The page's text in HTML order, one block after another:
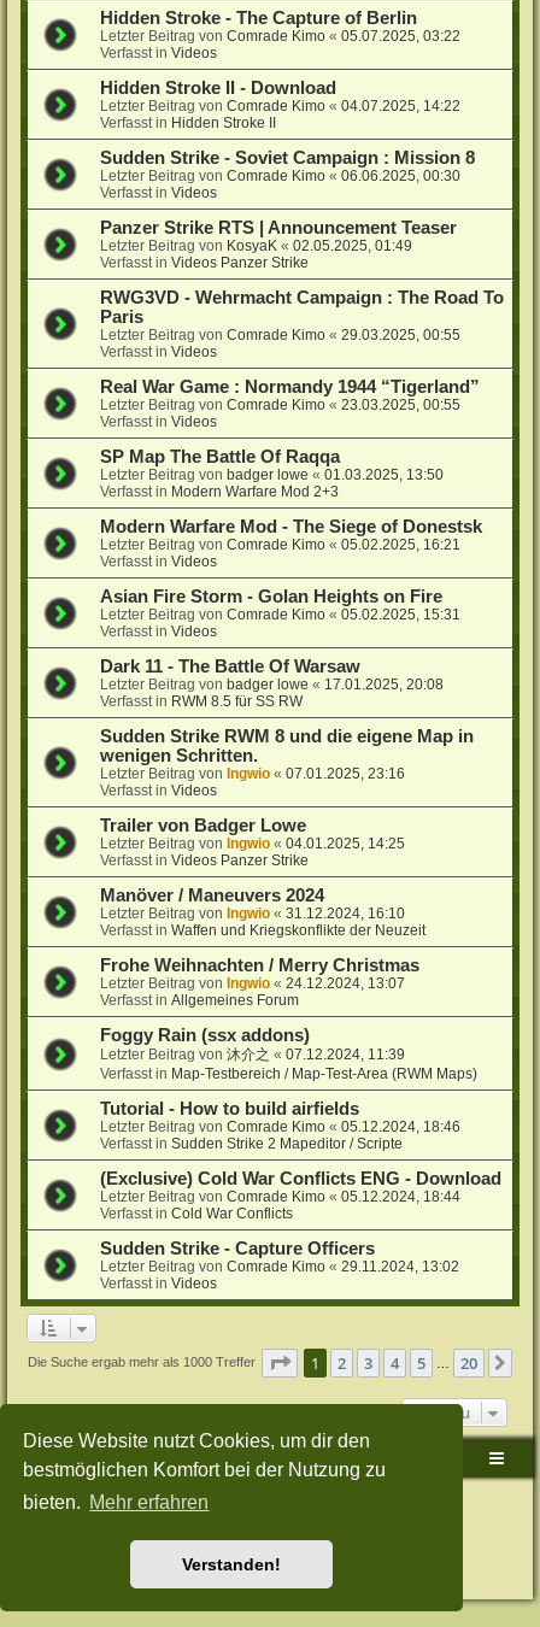
Diese Website nutzt Cookies, um dir den
bestmöglichen Komfort bei der Nutzung zu
bieten. Mehr erfahren
Verstanden!
Hidden Stroke - The Capture of Berlin
Letzter Beitrag vonComrade Kimo «05.07.2025, 03:22
Verfasst inVideos
Hidden Stroke II - Download
Letzter Beitrag vonComrade Kimo «04.07.2025, 14:22
Verfasst in Hidden Stroke II
Sudden Strike - Soviet Campaign : Mission 8
Letzter Beitrag vonComrade Kimo «06.06.2025, 00:30
Verfasst inVideos
Panzer Strike RTS | Announcement Teaser
Letzter Beitrag von KosyaK «02.05.2025, 01:49
Verfasst inVideos Panzer Strike
RWG3VD - Wehrmacht Campaign : The Road To
Paris
Letzter Beitrag vonComrade Kimo «29.03.2025, 00:55
Verfasst inVideos
Real War Game : Normandy 1944 “Tigerland”
Letzter Beitrag vonComrade Kimo «23.03.2025, 00:55
Verfasst inVideos
SP Map The Battle Of Raqqa
Letzter Beitrag vonbadger lowe «01.03.2025, 13:50
Verfasst in Modern Warfare Mod 2+3
Modern Warfare Mod - The Siege of Donestsk
Letzter Beitrag vonComrade Kimo «05.02.2025, 16:21
Verfasst inVideos
Asian Fire Storm - Golan Heights on Fire
Letzter Beitrag vonComrade Kimo «05.02.2025, 15:31
Verfasst inVideos
Dark 11 - The Battle Of Warsaw
Letzter Beitrag vonbadger lowe « 17.01.2025, 20:08
Verfasst in RWM 8.5 für SS RW
Sudden Strike RWM 8 und die eigene Map in
wenigen Schritten.
Letzter Beitrag vonIngwio «07.01.2025, 23:16
Verfasst inVideos
Trailer von Badger Lowe
Letzter Beitrag vonIngwio «04.01.2025, 14:25
Verfasst inVideos Panzer Strike
Manöver / Maneuvers 2024
Letzter Beitrag vonIngwio «31.12.2024, 16:10
Verfasst inWaffen und Kriegskonflikte der Neuzeit
Frohe Weihnachten / Merry Christmas
Letzter Beitrag vonIngwio «24.12.2024, 13:07
Verfasst inAllgemeines Forum
Foggy Rain (ssx addons)
Letzter Beitrag von沐介之 «07.12.2024, 11:39
Verfasst in Map-Testbereich / Map-Test-Area (RWM Maps)
Tutorial - How to build airfields
Letzter Beitrag vonComrade Kimo «05.12.2024, 18:46
Verfasst inSudden Strike 2 Mapeditor / Scripte
(Exclusive) Cold War Conflicts ENG - Download
Letzter Beitrag vonComrade Kimo «05.12.2024, 18:44
Verfasst inCold War Conflicts
Sudden Strike - Capture Officers
Letzter Beitrag vonComrade Kimo «29.11.2024, 13:02
Verfasst inVideos
Die Suche ergab mehr als 1000 Treffer Seite 1von 20
1 2 3 4 5 20
Gehe zu
Sudden-Strike-Maps.de Hauptseite Foren-Übersicht
Powered byphpBB® Forum Software © phpBB Limited
Style: Green-Style-Split by Joyce&LunaphpBB-Style-Design
Nutzungsbedingungen